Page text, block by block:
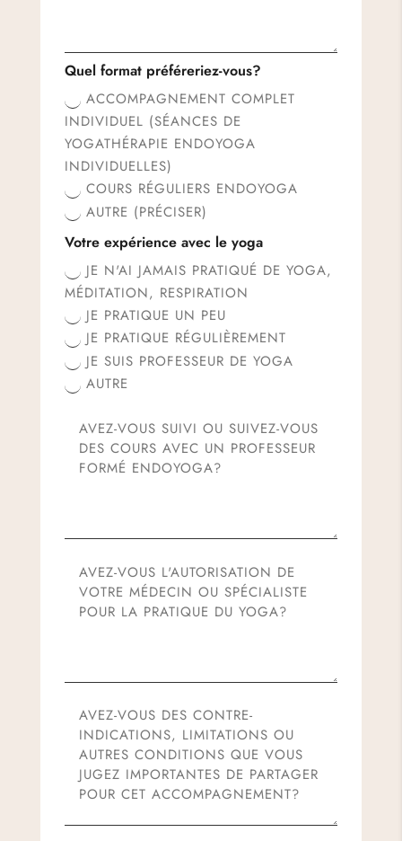
Quel format préféreriez-vous?
ACCOMPAGNEMENT COMPLET
INDIVIDUEL (SÉANCES DE
YOGATHÉRAPIE ENDOYOGA
INDIVIDUELLES)
COURS RÉGULIERS ENDOYOGA
AUTRE (PRÉCISER)
Votre expérience avec le yoga
JE N'AI JAMAIS PRATIQUÉ DE YOGA,
MÉDITATION, RESPIRATION
JE PRATIQUE UN PEU
JE PRATIQUE RÉGULIÈREMENT
JE SUIS PROFESSEUR DE YOGA
AUTRE